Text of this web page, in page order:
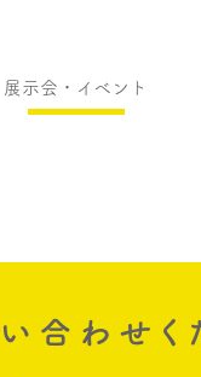
展示会・イベント